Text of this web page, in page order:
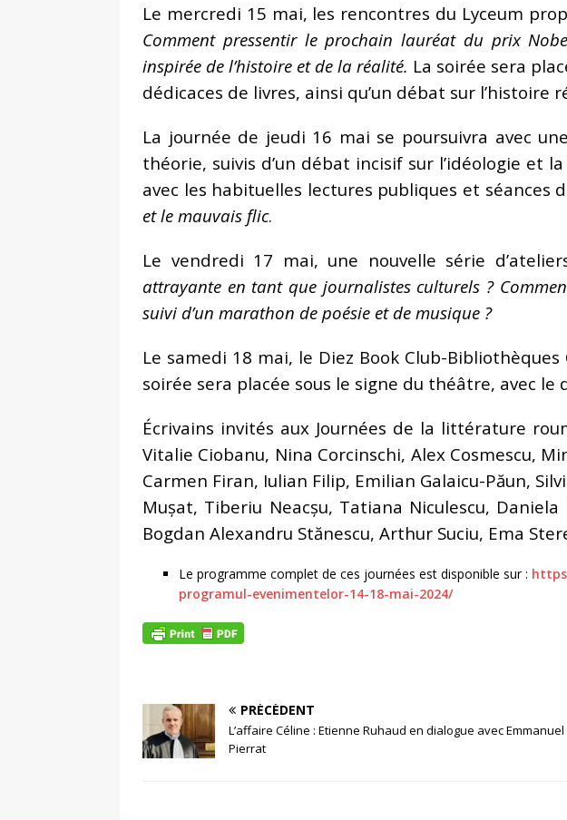
Le mercredi 15 mai, les rencontres du Lyceum
Comment pressentir le prochain lauréat du prix
inspirée de l’histoire et de la réalité. La soirée sera
dédicaces de livres, ainsi qu’un débat sur
La journée de jeudi 16 mai se poursuivra avec
théorie, suivis d’un débat incisif sur l’idéologie et
avec les habituelles lectures publiques et séances
et le mauvais flic.
Le vendredi 17 mai, une nouvelle série
attrayante en tant que journalistes culturels ?
suivi d’un marathon de poésie et de musique ?
Le samedi 18 mai, le Diez Book Club-
soirée sera placée sous le signe du théâtre, avec le
Écrivains invités aux Journées de la littérature
Vitalie Ciobanu, Nina Corcinschi, Alex Cosmescu,
Carmen Firan, Iulian Filip, Emilian Galaicu-Păun,
Mușat, Tiberiu Neacșu, Tatiana Niculescu,
Bogdan Alexandru Stănescu, Arthur Suciu, Ema
Le programme complet de ces journées est disponible sur :
programul-evenimentelor-14-18-mai-2024/
PRÉCÉDENT
L’affaire Céline : Etienne Ruhaud en dialogue avec Emmanuel
Pierrat